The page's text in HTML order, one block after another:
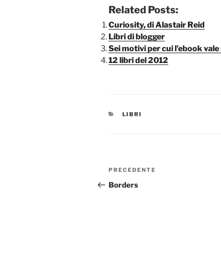
Related Posts:
Curiosity, di Alastair Reid
Libri di blogger
Sei motivi per cui l’ebook
12 libri del 2012
CATEGORIE
LIBRI
Navigazione
articoli
Articolo
precedente:
PRECEDENTE
Borders